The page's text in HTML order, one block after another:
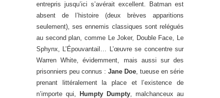
entrepris jusqu’ici s’avérait excellent. Batman est
absent de l’histoire (deux brèves apparitions
seulement), ses ennemis classiques sont relégués
au second plan, comme Le Joker, Double Face, Le
Sphynx, L’Épouvantail… L’œuvre se concentre sur
Warren White, évidemment, mais aussi sur des
prisonniers peu connus : Jane Doe, tueuse en série
prenant littéralement la place et l’existence de
n’importe qui,
Humpty Dumpty, malchanceux au